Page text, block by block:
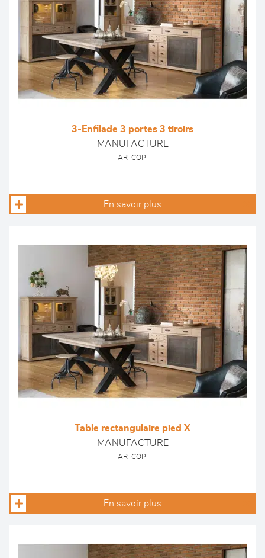
3-Enfilade 3 portes 3 tiroirs
MANUFACTURE
ARTCOPI
En savoir plus
Table rectangulaire pied X
MANUFACTURE
ARTCOPI
En savoir plus